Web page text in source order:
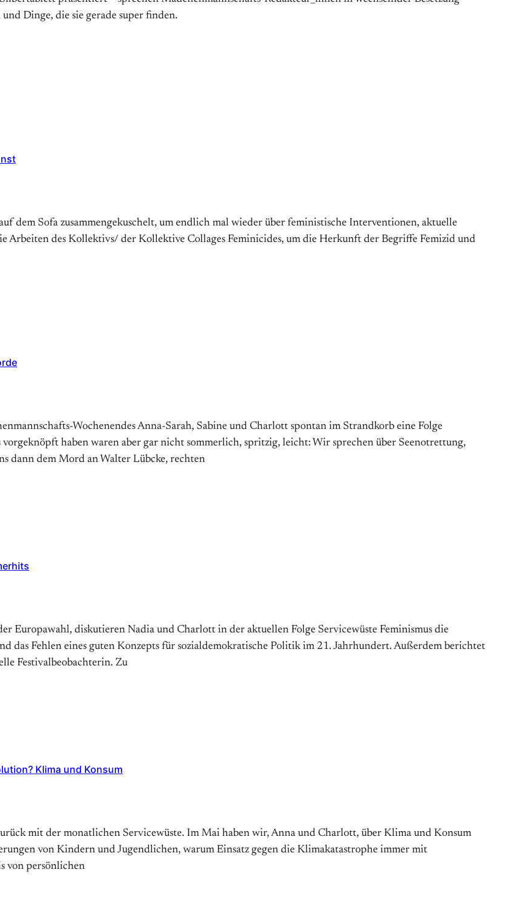
Dinge, die sie gerade super finden.
dem Sofa zusammengekuschelt, um endlich mal wieder über feministische Interventionen, aktuelle
Arbeiten des Kollektivs/ der Kollektive Collages Feminicides, um die Herkunft der Begriffe Femizid und
Wochenendes Anna-Sarah, Sabine und Charlott spontan im Strandkorb eine Folge
haben waren aber gar nicht sommerlich, spritzig, leicht: Wir sprechen über Seenotrettung,
dann dem Mord an Walter Lübcke, rechten
Europawahl, diskutieren Nadia und Charlott in der aktuellen Folge Servicewüste Feminismus die
das Fehlen eines guten Konzepts für sozialdemokratische Politik im 21. Jahrhundert. Außerdem berichtet
Festivalbeobachterin. Zu
Klima und Konsum
mit der monatlichen Servicewüste. Im Mai haben wir, Anna und Charlott, über Klima und Konsum
von Kindern und Jugendlichen, warum Einsatz gegen die Klimakatastrophe immer mit
von persönlichen